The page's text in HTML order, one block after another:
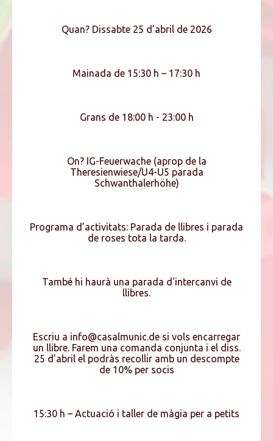
Quan? Dissabte 25 d’abril de 2026
Mainada de 15:30 h – 17:30 h
Grans de 18:00 h - 23:00 h
On? IG-Feuerwache (aprop de la
Theresienwiese/U4-U5 parada
Schwanthalerhöhe)
Programa d’activitats: Parada de llibres i parada
de roses tota la tarda.
També hi haurà una parada d'intercanvi de
llibres.
Escriu a info@casalmunic.de si vols encarregar
un llibre. Farem una comanda conjunta i el diss.
25 d’abril el podràs recollir amb un descompte
de 10% per socis
15:30 h – Actuació i taller de màgia per a petits